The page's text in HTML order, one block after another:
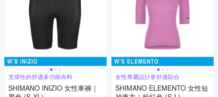
支撐性的舒適多功能布料
SHIMANO INIZIO 女性車褲｜
女性專屬設計更舒適貼合
SHIMANO ELEMENTO 女性短